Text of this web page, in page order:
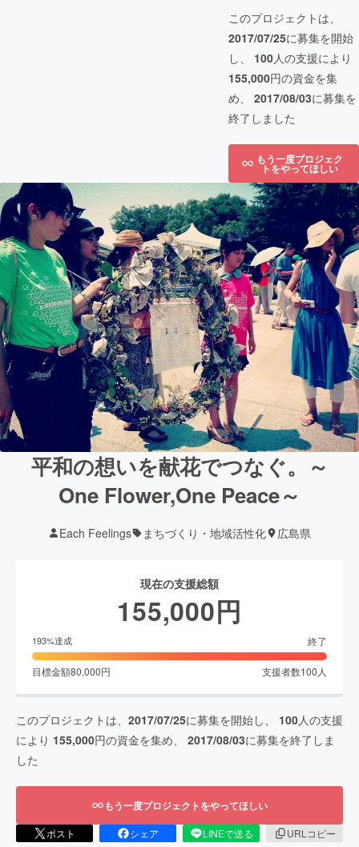
このプロジェクトは、
2017/07/25に募集を開始
し、 100人の支援により
155,000円の資金を集
め、 2017/08/03に募集を
終了しました
もう一度プロジェク
トをやってほしい
平和の想いを献花でつなぐ。～
One Flower,One Peace～
Each Feelings まちづくり・地域活性化 広島県
現在の支援総額
155,000円
193%達成 終了
目標金額80,000円 支援者数100 人
このプロジェクトは、 2017/07/25に募集を開始し、 100人の支援
により 155,000円の資金を集め、 2017/08/03に募集を終了しま
した
もう一度プロジェクトをやってほしい
ポスト シェア LINEで送る
URLコピー